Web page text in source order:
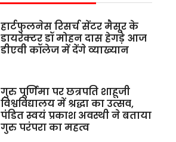
हार्टफुलनेस रिसर्च सेंटर मैसूर के
डायरेक्टर डॉ मोहन दास हेगड़े आज
डीएवी कॉलेज में देंगे व्याख्यान
गुरु पूर्णिमा पर छत्रपति शाहूजी
विश्वविद्यालय में श्रद्धा का उत्सव,
पंडित स्वयं प्रकाश अवस्थी ने बताया
गुरु परंपरा का महत्व